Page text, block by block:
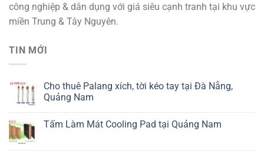
công nghiệp & dân dụng với giá siêu cạnh tranh tại khu vực
miền Trung & Tây Nguyên.
TIN MỚI
Cho thuê Palang xích, tời kéo tay tại Đà Nẵng,
Quảng Nam
Tấm Làm Mát Cooling Pad tại Quảng Nam